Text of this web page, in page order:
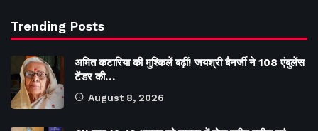
Trending Posts
अमित कटारिया की मुश्किलें बढ़ीं! जयश्री बैनर्जी ने 108 एंबुलेंस
टेंडर की…
August 8, 2026